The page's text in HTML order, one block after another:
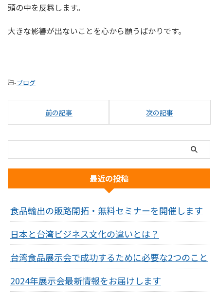
頭の中を反芻します。
大きな影響が出ないことを心から願うばかりです。
-ブログ
前の記事 次の記事
最近の投稿
食品輸出の販路開拓・無料セミナーを開催します
日本と台湾ビジネス文化の違いとは？
台湾食品展示会で成功するために必要な2つのこと
2024年展示会最新情報をお届けします